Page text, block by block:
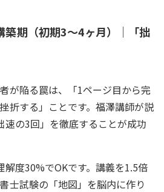
築期（初期3〜4ヶ月）｜「拙
が陥る罠は、「1ページ目から完
折する」ことです。福澤講師が説
速の3回」を徹底することが成功
度30%でOKです。講義を1.5倍
士試験の「地図」を脳内に作り